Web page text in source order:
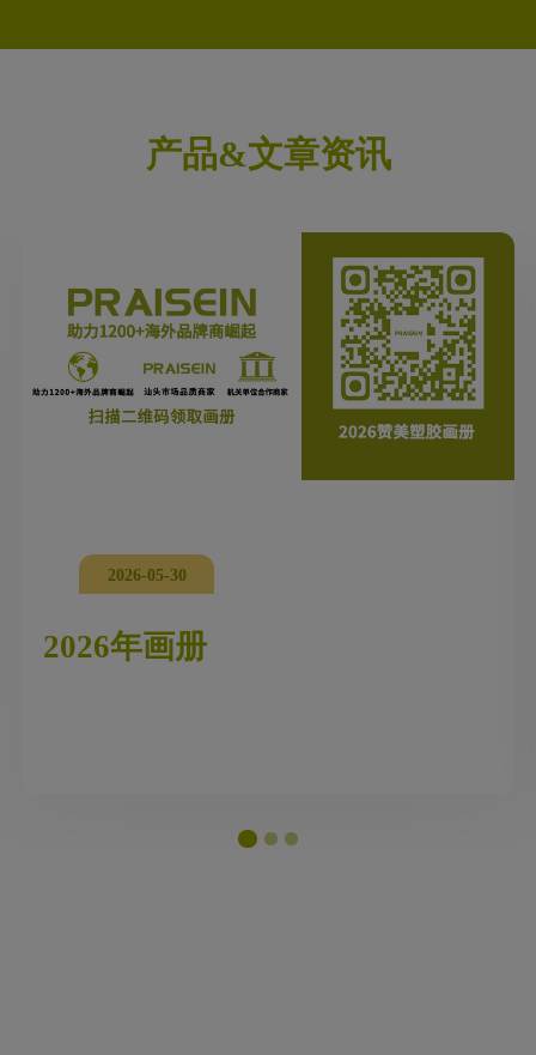
产品&文章资讯
2026-05-30
2026年画册